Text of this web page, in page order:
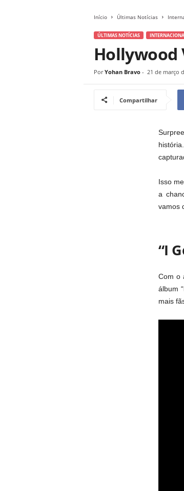
Início Últimas Notícias
ÚLTIMAS NOTÍCIAS
Hollywood
Por Yohan Bravo - 21 de março
Compartilhar
Isso
a
vamos
“I
Com o
álbum
mais